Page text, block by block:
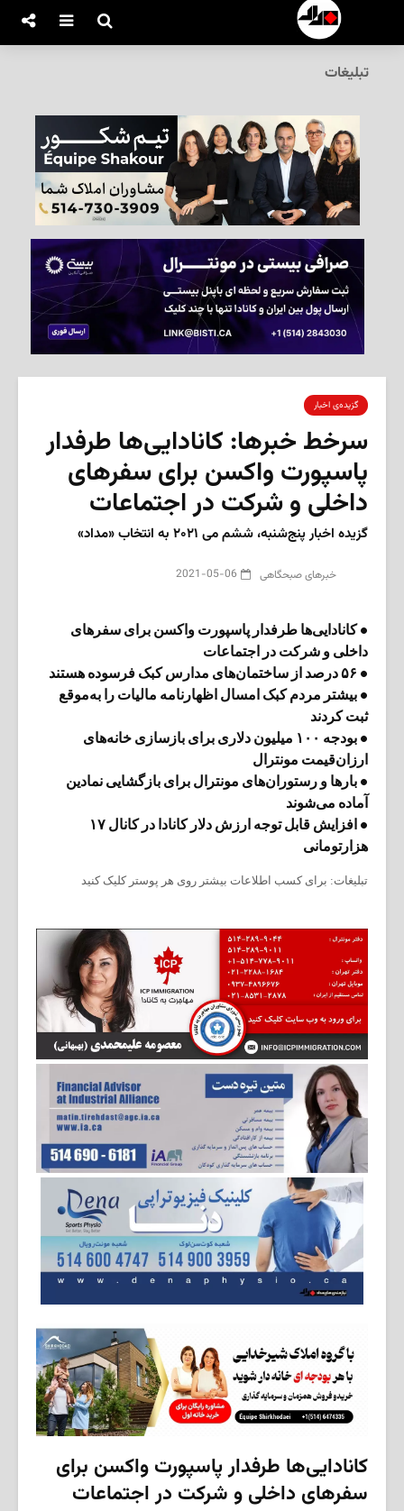
تبلیغات
گزیده‌ی‌ اخبار
سرخط خبرها: کانادایی‌ها طرفدار
پاسپورت واکسن برای سفرهای
داخلی و شرکت در اجتماعات
گزیده اخبار پنج‌شنبه، ششم می ۲۰۲۱ به انتخاب «مداد»
‌خبرهای صبحگاهی 2021-05-06
• کانادایی‌ها طرفدار پاسپورت واکسن برای سفرهای
داخلی و شرکت در اجتماعات
• ۵۶ درصد از ساختمان‌های مدارس کبک فرسوده هستند
• بیشتر مردم کبک امسال اظهارنامه مالیات را به‌موقع
ثبت کردند
• بودجه ۱۰۰ میلیون دلاری برای بازسازی خانه‌های
ارزان‌قیمت مونترال
• بارها و رستوران‌های مونترال برای بازگشایی نمادین
آماده می‌شوند
• افزایش قابل توجه ارزش دلار کانادا در کانال ۱۷
هزارتومانی
تبلیغات: برای کسب اطلاعات بیشتر روی هر پوستر کلیک کنید
کانادایی‌ها طرفدار پاسپورت واکسن برای
سفرهای داخلی و شرکت در اجتماعات